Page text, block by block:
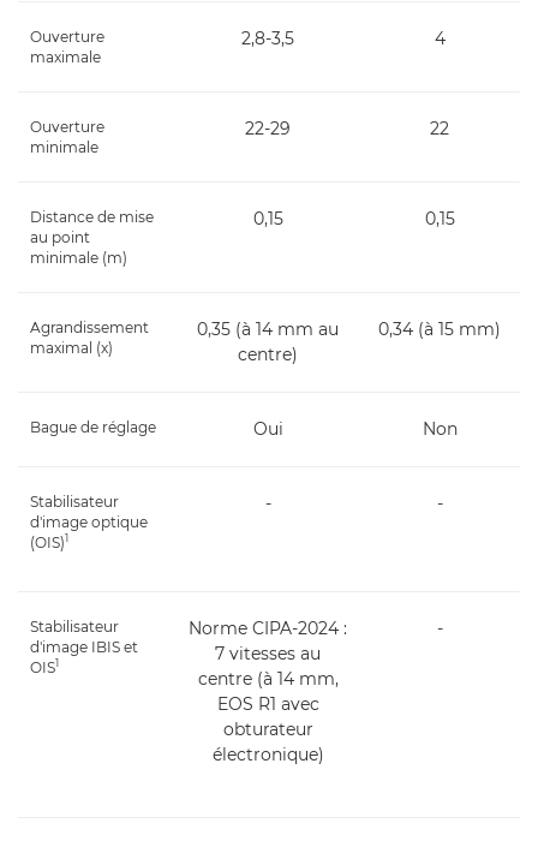
Ouverture
maximale
2,8-3,5 4
Ouverture
minimale
22-29 22
Distance de mise
au point
minimale (m)
0,15 0,15
Agrandissement
maximal (x)
0,35 (à 14 mm au
centre)
0,34 (à 15 mm)
Bague de réglage Oui Non
Stabilisateur
d'image optique
(OIS)1
- -
Stabilisateur
d'image IBIS et
OIS1
Norme CIPA-2024 :
7 vitesses au
centre (à 14 mm,
EOS R1 avec
obturateur
électronique)
-